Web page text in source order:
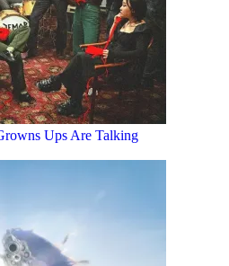
Ups Are Talking